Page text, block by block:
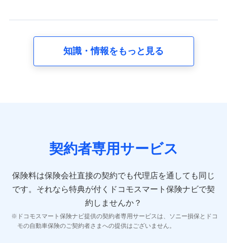
の内容、保険料、保険料のお支払方法、車のメーカーや
走行距離などの情報、建物の構造や築年数などの情報、
険契約に関する情報。例として、保険契約者及び被保険
者の氏名、住所、生年月日、性別、保険契約者と被保険
報、建物の構造や築年数などの情報、ペットの種類や年
齢などの情報などが含まれます。
【共同して利用する者の範囲】
当社
知識・情報をもっと見る
契約者専用サービス
保険料は保険会社直接の契約でも代理店を通しても同じ
です。 それなら特典が付くドコモスマート保険ナビで契
約しませんか？
ドコモスマート保険ナビ提供の契約者専用サービスは、ソニー損保とドコ
モの自動車保険のご契約者さまへの提供はございません。